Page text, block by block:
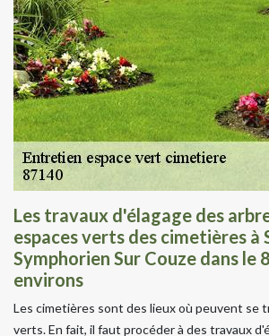
Les travaux d'élagage des
espaces verts des cimetières à
Symphorien Sur Couze dans le
environs
Les cimetières sont des lieux où peuvent se
verts. En fait, il faut procéder à des travaux